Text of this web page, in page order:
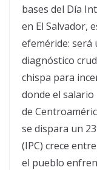
bases del Día
en El Salvador,
efeméride:
diagnóstico
chispa para
donde el
de
se dispara un
(IPC) crece
el pueblo